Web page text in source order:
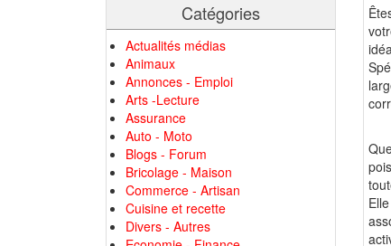
Catégories
Actualités médias
Animaux
Annonces - Emploi
Arts -Lecture
Assurance
Auto - Moto
Blogs - Forum
Bricolage - Maison
Commerce - Artisan
Cuisine et recette
Divers - Autres